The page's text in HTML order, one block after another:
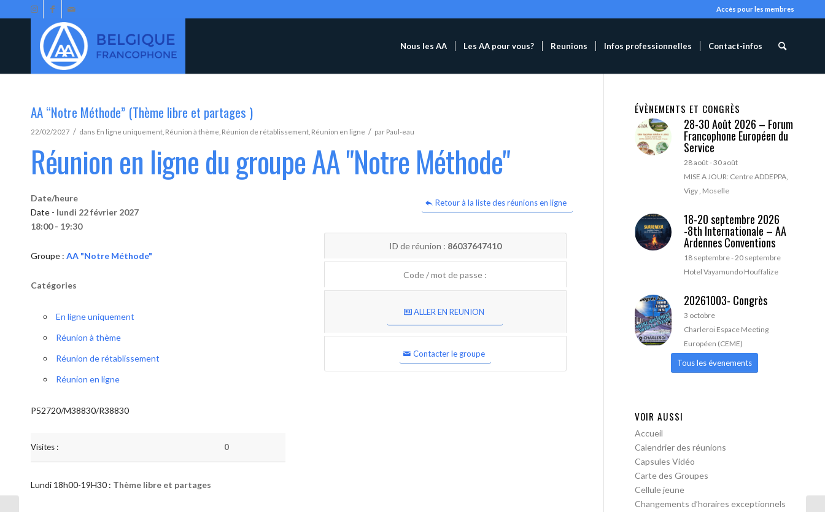
Accès pour les membres
Nous les AA Les AA pour vous? Reunions Infos professionnelles Contact-infos
AA “Notre Méthode” (Thème libre et partages )
22/02/2027 / dans En ligne uniquement Réunion à thème Réunion de rétablissement Réunion en ligne / par Paul-eau
Réunion en ligne du groupe AA "Notre Méthode"
Retour à la liste des réunions en ligne
Date/heure
Date - lundi 22 février 2027
18:00 - 19:30
Groupe : AA "Notre Méthode"
Catégories
En ligne uniquement
Réunion à thème
Réunion de rétablissement
Réunion en ligne
P52720/M38830/R38830
Visites : 0
ID de réunion : 86037647410
Code / mot de passe :
ALLER EN REUNION
Contacter le groupe
Lundi 18h00-19H30 : Thème libre et partages
ÉVÈNEMENTS ET CONGRÈS
28-30 Août 2026 – Forum
Francophone Européen du
Service
28 août-30 août
MISE A JOUR: Centre ADDEPPA,
Vigy , Moselle
18-20 septembre 2026
-8th Internationale – AA
Ardennes Conventions
18 septembre-20 septembre
Hotel Vayamundo Houffalize
20261003- Congrès
3 octobre
Charleroi Espace Meeting
Européen (CEME)
Tous les évenements
VOIR AUSSI
Accueil
Calendrier des réunions
Capsules Vidéo
Carte des Groupes
Cellule jeune
Changements d’horaires exceptionnels